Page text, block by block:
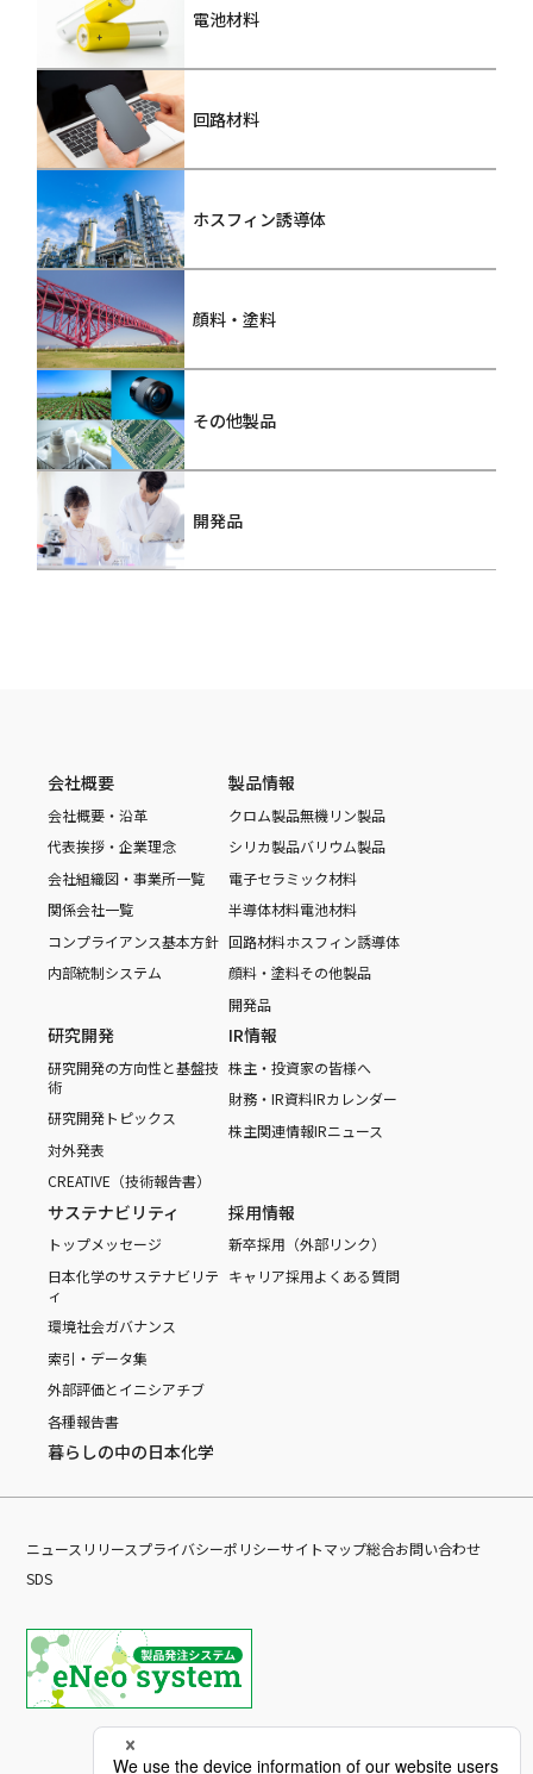
電池材料
回路材料
ホスフィン誘導体
顔料・塗料
その他製品
開発品
会社概要
会社概要・沿革
代表挨拶・企業理念
会社組織図・事業所一覧
関係会社一覧
コンプライアンス基本方針
内部統制システム
製品情報
クロム製品無機リン製品
シリカ製品バリウム製品
電子セラミック材料
半導体材料電池材料
回路材料ホスフィン誘導体
顔料・塗料その他製品
開発品
研究開発
研究開発の方向性と基盤技
術
研究開発トピックス
対外発表
CREATIVE（技術報告書）
IR情報
株主・投資家の皆様へ
財務・IR資料IRカレンダー
株主関連情報IRニュース
サステナビリティ
トップメッセージ
日本化学のサステナビリテ
ィ
環境社会ガバナンス
索引・データ集
外部評価とイニシアチブ
各種報告書
採用情報
新卒採用（外部リンク）
キャリア採用よくある質問
暮らしの中の日本化学
ニュースリリースプライバシーポリシーサイトマップ総合お問い合わせ
SDS